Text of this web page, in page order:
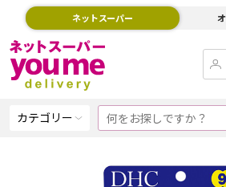
ネットスーパー
カテゴリー